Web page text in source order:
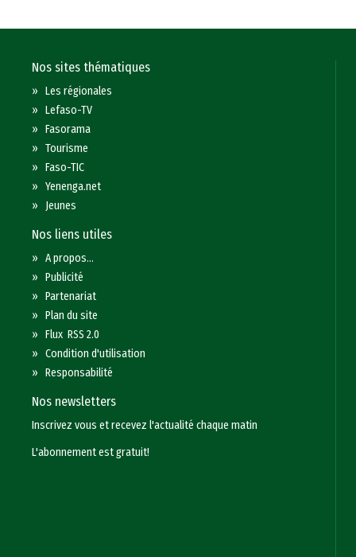
Nos sites thématiques
»Les régionales
»Lefaso-TV
»Fasorama
»Tourisme
»Faso-TIC
»Yenenga.net
» Jeunes
Nos liens utiles
»A propos...
»Publicité
»Partenariat
»Plan du site
»Flux RSS 2.0
»Condition d'utilisation
»Responsabilité
Nos newsletters
Inscrivez vous et recevez l'actualité chaque matin
L'abonnement est gratuit!